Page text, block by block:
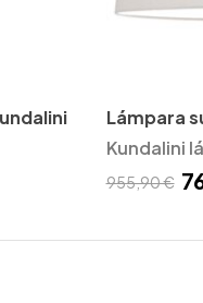
Lámpara
Kundalini
Kundalini
955,90 €